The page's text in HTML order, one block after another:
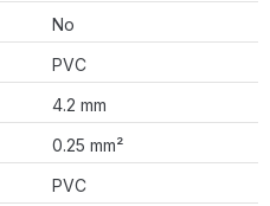
No
PVC
4.2 mm
0.25 mm²
PVC